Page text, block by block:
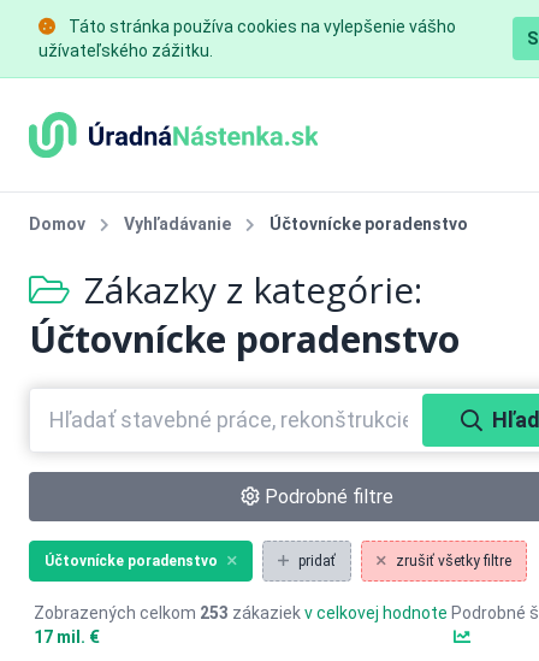
Táto stránka používa cookies na vylepšenie vášho
užívateľského zážitku.
Domov Vyhľadávanie Účtovnícke poradenstvo
Zákazky z kategórie:
Účtovnícke poradenstvo
Podrobné filtre
Účtovnícke poradenstvo pridať zrušiť všetky filtre
Zobrazených celkom 253 zákaziekv celkovej hodnote
17 mil. €
Podrobné